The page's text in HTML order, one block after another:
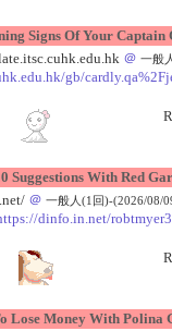
Signs Of Your Captain
＠ 一般
gb/
Suggestions With Red
＠ 一般人(1回)-(2026/08/
dinfo.in.net/
Lose Money With Polina